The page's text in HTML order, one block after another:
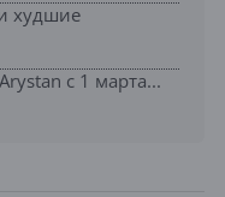
худшие
с 1 марта...